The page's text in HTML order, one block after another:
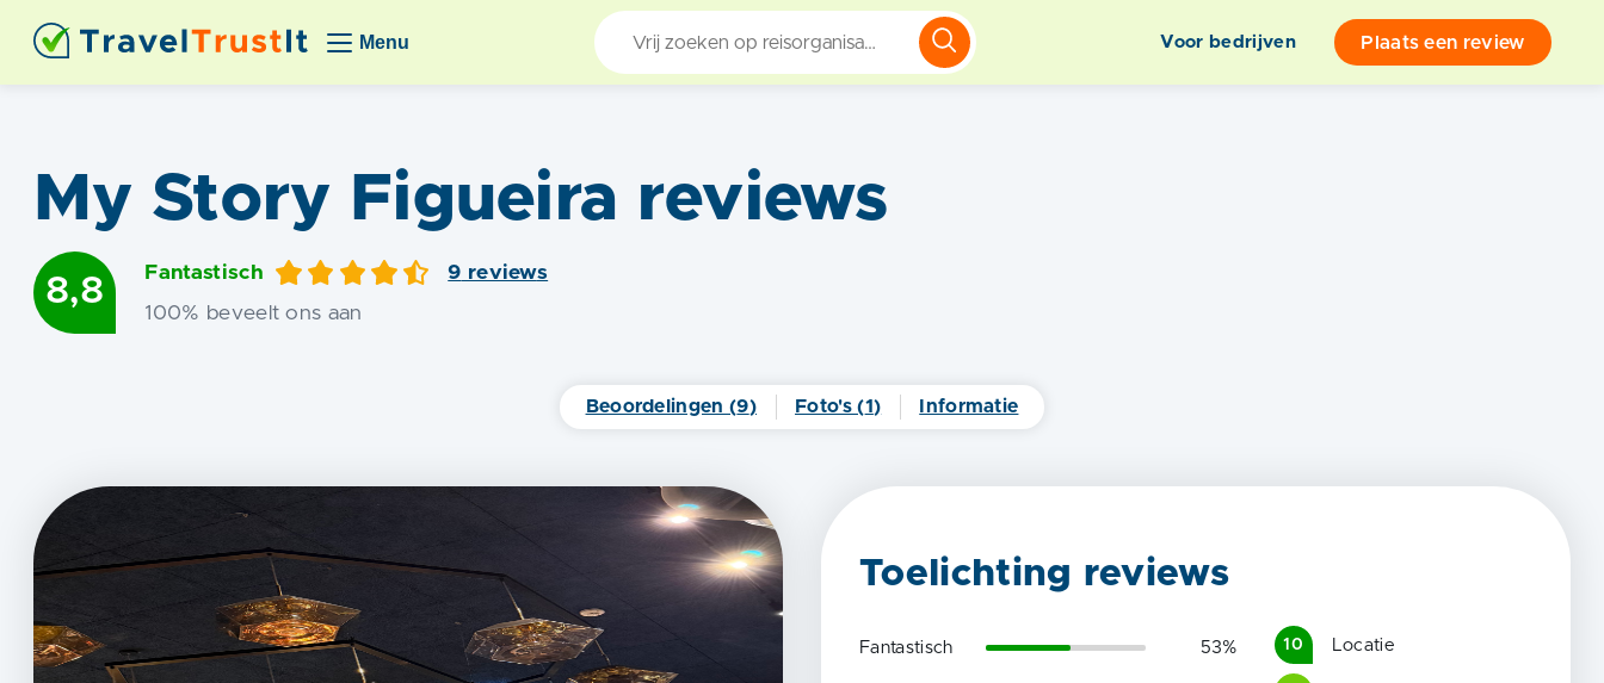
Menu Voor bedrijven Plaats een review
My Story Figueira reviews
8,8
Fantastisch 9 reviews
100% beveelt ons aan
Beoordelingen (9) Foto's (1) Informatie
Toelichting reviews
Fantastisch 53% 10 Locatie